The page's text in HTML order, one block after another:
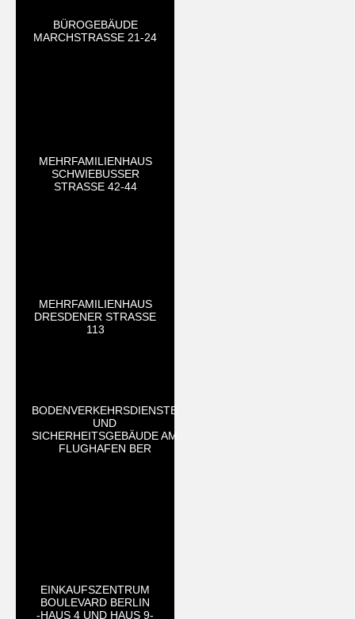
BÜROGEBÄUDE
MARCHSTRASSE 21-24
MEHRFAMILIENHAUS
SCHWIEBUSSER
STRASSE 42-44
MEHRFAMILIENHAUS
DRESDENER STRASSE 1
13
BODENVERKEHRSDIENSTE
UND
SICHERHEITSGEBÄUDE AM
FLUGHAFEN BER
EINKAUFSZENTRUM
BOULEVARD BERLIN
-HAUS 4 UND HAUS 9-